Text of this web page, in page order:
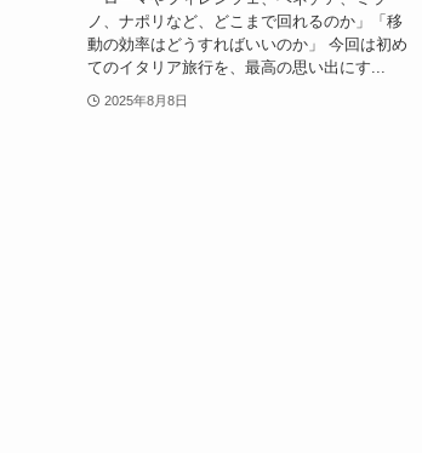
ノ、ナポリなど、どこまで回れるのか」「移
動の効率はどうすればいいのか」 今回は初め
てのイタリア旅行を、最高の思い出にす...
2025年8月8日